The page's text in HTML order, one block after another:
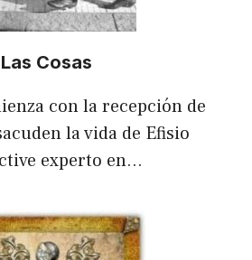
Cosas
con la recepción de
la vida de Efisio
experto en…